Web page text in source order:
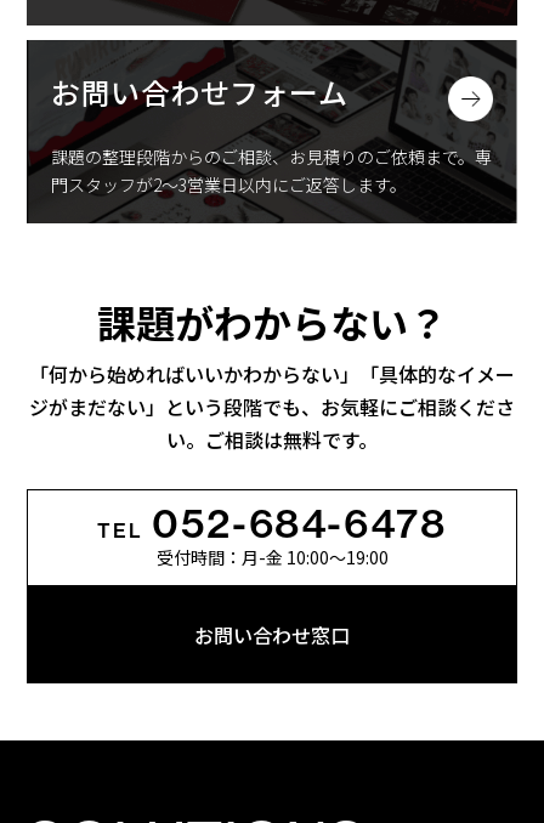
お問い合わせフォーム
課題の整理段階からのご相談、お見積りのご依頼まで。専
門スタッフが2〜3営業日以内にご返答します。
課題がわからない？
「何から始めればいいかわからない」「具体的なイメー
ジがまだない」 という段階でも、お気軽にご相談くださ
い。ご相談は無料です。
TEL 052-684-6478
受付時間：月-金 10:00〜19:00
お問い合わせ窓口